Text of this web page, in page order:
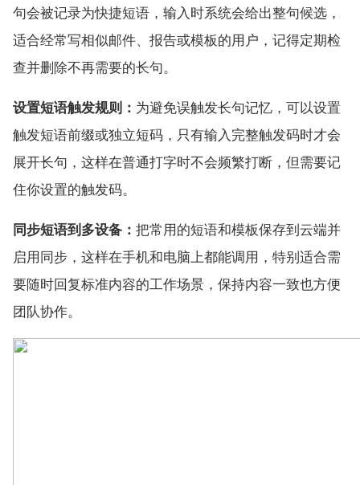
句会被记录为快捷短语，输入时系统会给出整句候选，
适合经常写相似邮件、报告或模板的用户，记得定期检
查并删除不再需要的长句。
设置短语触发规则： 为避免误触发长句记忆，可以设置
触发短语前缀或独立短码，只有输入完整触发码时才会
展开长句，这样在普通打字时不会频繁打断，但需要记
住你设置的触发码。
同步短语到多设备： 把常用的短语和模板保存到云端并
启用同步，这样在手机和电脑上都能调用，特别适合需
要随时回复标准内容的工作场景，保持内容一致也方便
团队协作。